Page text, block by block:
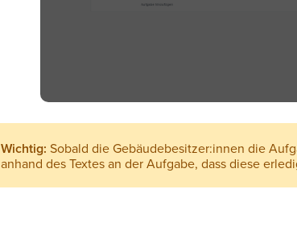
Wichtig: Sobald die Gebäudebesitzer:innen die
anhand des Textes an der Aufgabe, dass diese